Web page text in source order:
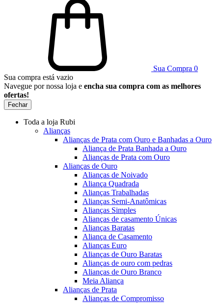
Sua Compra 0
Sua compra está vazio
Navegue por nossa loja e encha sua compra com as melhores
ofertas!
Fechar
Toda a loja Rubi
Alianças
Alianças de Prata com Ouro e Banhadas a Ouro
Aliança de Prata Banhada a Ouro
Alianças de Prata com Ouro
Alianças de Ouro
Alianças de Noivado
Aliança Quadrada
Alianças Trabalhadas
Alianças Semi-Anatômicas
Alianças Simples
Alianças de casamento Únicas
Alianças Baratas
Aliança de Casamento
Alianças Euro
Alianças de Ouro Baratas
Alianças de ouro com pedras
Alianças de Ouro Branco
Meia Aliança
Alianças de Prata
Alianças de Compromisso